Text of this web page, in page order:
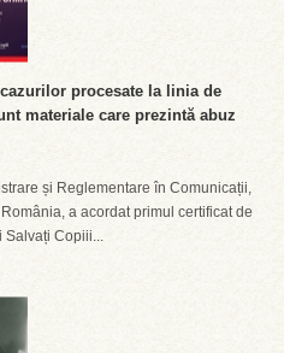
procesate la linia de
materiale care prezintă abuz
și Reglementare în Comunicații,
a acordat primul certificat de
Salvați Copiii...